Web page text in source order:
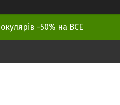
-50% на ВСЕ